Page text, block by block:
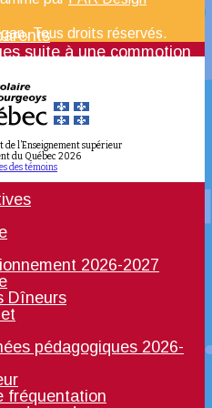
suite à une commotion
2026-2027
Dîneurs
pédagogiques 2026-
fréquentation
Tous droits réservés.
de l’Enseignement supérieur
du Québec 2026
des témoins